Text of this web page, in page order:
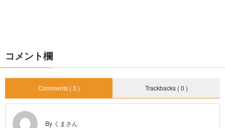
コメント欄
Comments ( 3 ) Trackbacks ( 0 )
By くまさん